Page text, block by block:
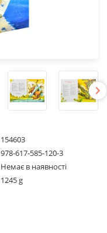
154603
978-617-585-120-3
Немає в наявності
1245 g